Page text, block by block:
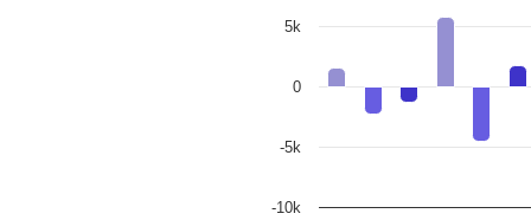
-5k
0
5k
-10k